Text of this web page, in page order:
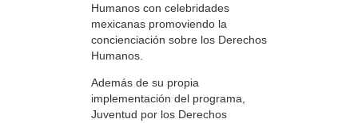
Humanos con celebridades
mexicanas promoviendo la
concienciación sobre los Derechos
Humanos.
Además de su propia
implementación del programa,
Juventud por los Derechos